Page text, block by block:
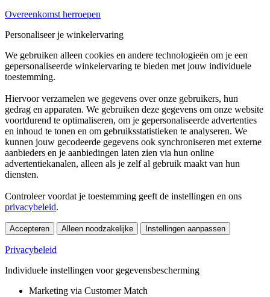
Overeenkomst herroepen
Personaliseer je winkelervaring
We gebruiken alleen cookies en andere technologieën om je een
gepersonaliseerde winkelervaring te bieden met jouw individuele
toestemming.
Hiervoor verzamelen we gegevens over onze gebruikers, hun
gedrag en apparaten. We gebruiken deze gegevens om onze website
voortdurend te optimaliseren, om je gepersonaliseerde advertenties
en inhoud te tonen en om gebruiksstatistieken te analyseren. We
kunnen jouw gecodeerde gegevens ook synchroniseren met externe
aanbieders en je aanbiedingen laten zien via hun online
advertentiekanalen, alleen als je zelf al gebruik maakt van hun
diensten.
Controleer voordat je toestemming geeft de instellingen en ons
privacybeleid.
Accepteren Alleen noodzakelijke Instellingen aanpassen
Privacybeleid
Individuele instellingen voor gegevensbescherming
Marketing via Customer Match